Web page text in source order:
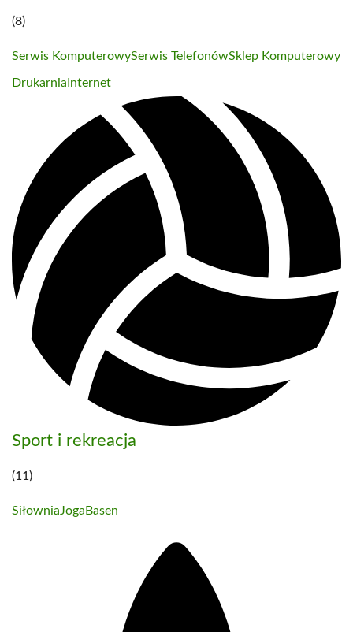
(8)
Serwis KomputerowySerwis TelefonówSklep Komputerowy
Drukarnia Internet
Sport i rekreacja
(11)
SiłowniaJoga Basen